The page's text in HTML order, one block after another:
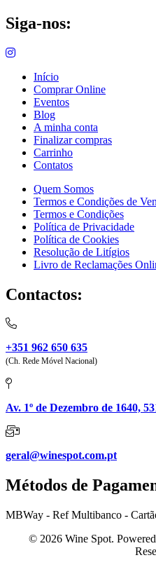
Siga-nos:
Início
Comprar Online
Eventos
Blog
A minha conta
Finalizar compras
Carrinho
Contatos
Quem Somos
Termos e Condições de
Termos e Condições
Política de Privacidade
Política de Cookies
Resolução de Litígios
Livro de Reclamações
Contactos:
+351 962 650 635
(Ch. Rede Móvel Nacional)
Av. 1º de Dezembro de 1640,
geral@winespot.com.pt
Métodos de
MBWay - Ref Multibanco -
© 2026 Wine Spot.